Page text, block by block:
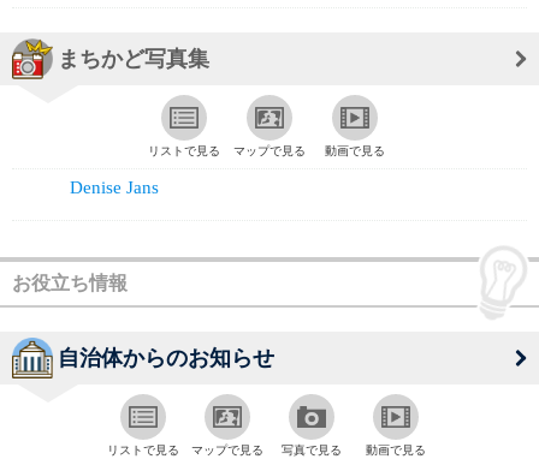
まちかど写真集
リストで見る マップで見る 動画で見る
Denise Jans
お役立ち情報
自治体からのお知らせ
リストで見る マップで見る 写真で見る 動画で見る